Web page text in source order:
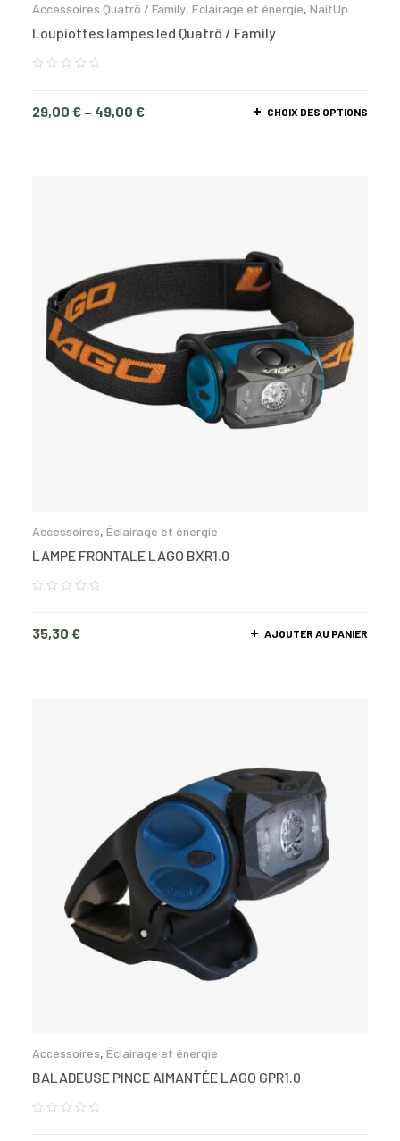
Accessoires Quatrö / Family, Éclairage et énergie, NaitUp
Loupiottes lampes led Quatrö / Family
29,00 € – 49,00 € CHOIX DES OPTIONS
Accessoires, Éclairage et énergie
LAMPE FRONTALE LAGO BXR1.0
35,30 € AJOUTER AU PANIER
Accessoires, Éclairage et énergie
BALADEUSE PINCE AIMANTÉE LAGO GPR1.0